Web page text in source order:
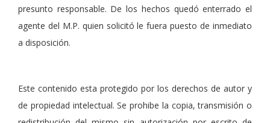
presunto responsable. De los hechos quedó enterrado el
agente del M.P. quien solicitó le fuera puesto de inmediato
a disposición.
Este contenido esta protegido por los derechos de autor y
de propiedad intelectual. Se prohibe la copia, transmisión o